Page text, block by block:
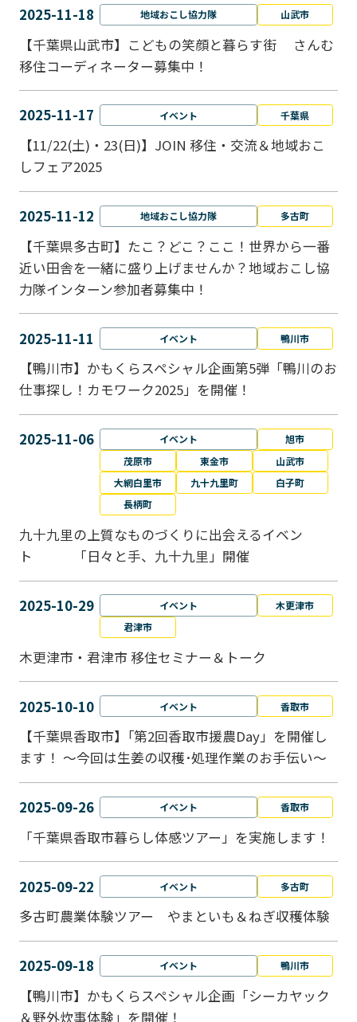
2025-11-18 地域おこし協力隊 山武市
【千葉県山武市】こどもの笑顔と暮らす街 さんむ
移住コーディネーター募集中！
2025-11-17 イベント 千葉県
【11/22(土)・23(日)】JOIN 移住・交流＆地域おこ
しフェア2025
2025-11-12 地域おこし協力隊 多古町
【千葉県多古町】たこ？どこ？ここ！世界から一番
近い田舎を一緒に盛り上げませんか？地域おこし協
力隊インターン参加者募集中！
2025-11-11 イベント 鴨川市
【鴨川市】かもくらスペシャル企画第5弾「鴨川のお
仕事探し！カモワーク2025」を開催！
2025-11-06 イベント
旭市
茂原市
東金市
山武市
大網白里市
九十九里町
白子町
長柄町
九十九里の上質なものづくりに出会えるイベン
ト 「日々と手、九十九里」開催
2025-10-29 イベント
木更津市
君津市
木更津市・君津市 移住セミナー＆トーク
2025-10-10 イベント 香取市
【千葉県香取市】｢第2回香取市援農Day」を開催し
ます！ ～今回は生姜の収穫･処理作業のお手伝い～
2025-09-26 イベント 香取市
「千葉県香取市暮らし体感ツアー」を実施します！
2025-09-22 イベント 多古町
多古町農業体験ツアー やまといも＆ねぎ収穫体験
2025-09-18 イベント 鴨川市
【鴨川市】かもくらスペシャル企画「シーカヤック
＆野外炊事体験」を開催！